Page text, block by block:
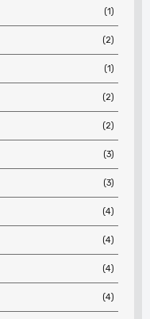
(1)
(2)
(1)
(2)
(2)
(3)
(3)
(4)
(4)
(4)
(4)